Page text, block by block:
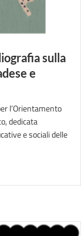
sulla
e
l’Orientamento
dedicata
e sociali delle